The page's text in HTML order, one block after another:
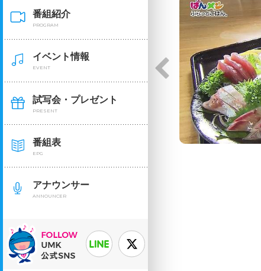
番組紹介
PROGRAM
イベント情報
EVENT
試写会・プレゼント
PRESENT
番組表
EPG
アナウンサー
ANNOUNCER